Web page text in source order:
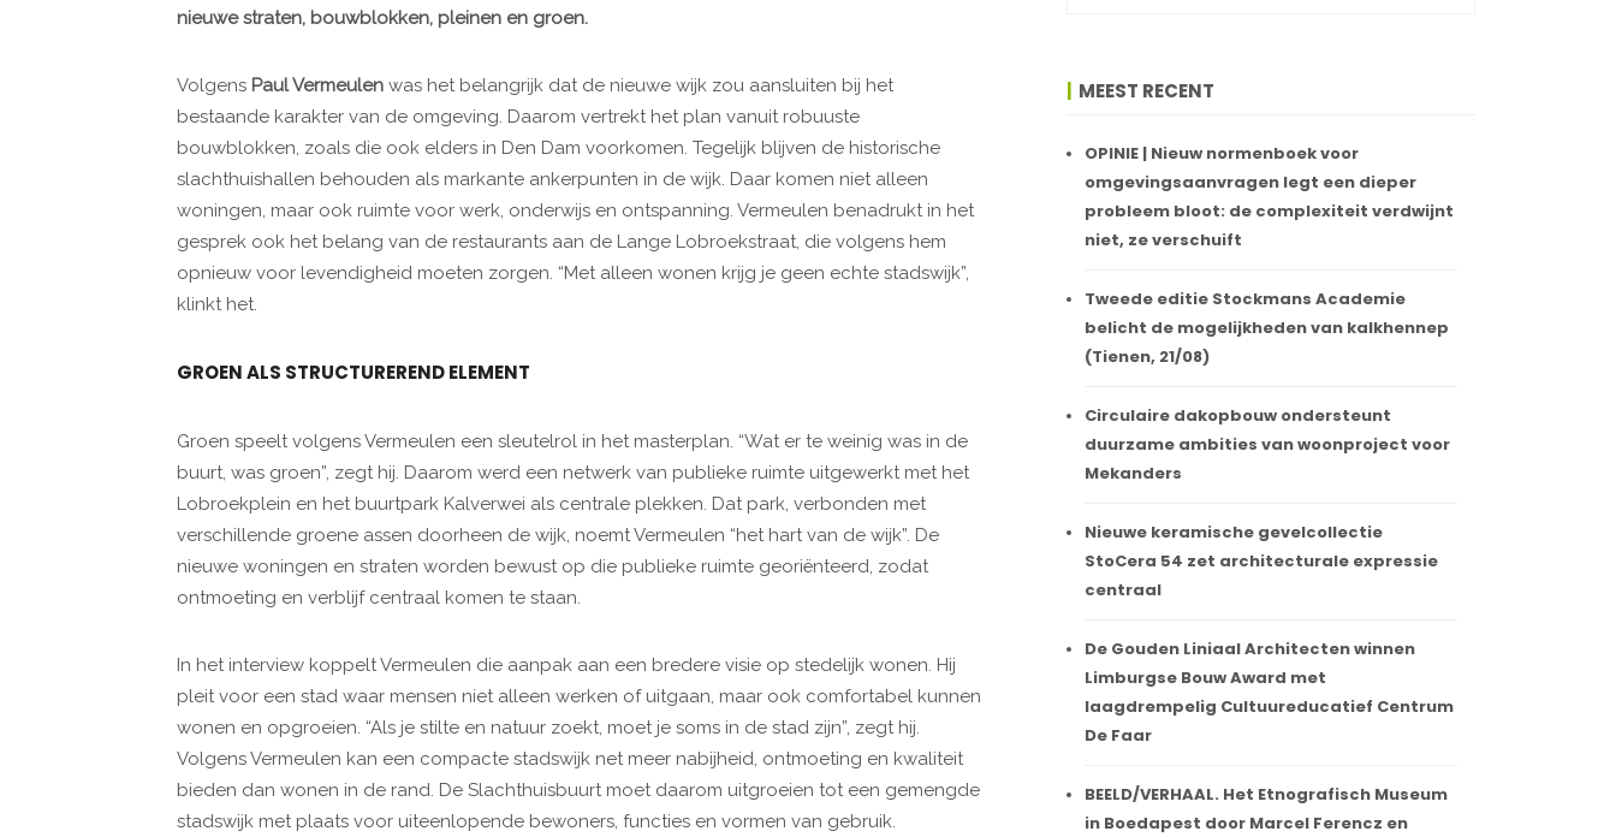
nieuwe straten, bouwblokken, pleinen en groen.
Volgens Paul Vermeulen was het belangrijk dat de nieuwe wijk zou aansluiten bij het
bestaande karakter van de omgeving. Daarom vertrekt het plan vanuit robuuste
bouwblokken, zoals die ook elders in Den Dam voorkomen. Tegelijk blijven de historische
slachthuishallen behouden als markante ankerpunten in de wijk. Daar komen niet alleen
woningen, maar ook ruimte voor werk, onderwijs en ontspanning. Vermeulen benadrukt in het
gesprek ook het belang van de restaurants aan de Lange Lobroekstraat, die volgens hem
opnieuw voor levendigheid moeten zorgen. “Met alleen wonen krijg je geen echte stadswijk”,
klinkt het.
GROEN ALS STRUCTUREREND ELEMENT
Groen speelt volgens Vermeulen een sleutelrol in het masterplan. “Wat er te weinig was in de
buurt, was groen”, zegt hij. Daarom werd een netwerk van publieke ruimte uitgewerkt met het
Lobroekplein en het buurtpark Kalverwei als centrale plekken. Dat park, verbonden met
verschillende groene assen doorheen de wijk, noemt Vermeulen “het hart van de wijk”. De
nieuwe woningen en straten worden bewust op die publieke ruimte georiënteerd, zodat
ontmoeting en verblijf centraal komen te staan.
In het interview koppelt Vermeulen die aanpak aan een bredere visie op stedelijk wonen. Hij
pleit voor een stad waar mensen niet alleen werken of uitgaan, maar ook comfortabel kunnen
wonen en opgroeien. “Als je stilte en natuur zoekt, moet je soms in de stad zijn”, zegt hij.
Volgens Vermeulen kan een compacte stadswijk net meer nabijheid, ontmoeting en kwaliteit
bieden dan wonen in de rand. De Slachthuisbuurt moet daarom uitgroeien tot een gemengde
stadswijk met plaats voor uiteenlopende bewoners, functies en vormen van gebruik.
MEEST RECENT
OPINIE | Nieuw normenboek voor
omgevingsaanvragen legt een dieper
probleem bloot: de complexiteit verdwijnt
niet, ze verschuift
Tweede editie Stockmans Academie
belicht de mogelijkheden van kalkhennep
(Tienen, 21/08)
Circulaire dakopbouw ondersteunt
duurzame ambities van woonproject voor
Mekanders
Nieuwe keramische gevelcollectie
StoCera 54 zet architecturale expressie
centraal
De Gouden Liniaal Architecten winnen
Limburgse Bouw Award met
laagdrempelig Cultuureducatief Centrum
De Faar
BEELD/VERHAAL. Het Etnografisch Museum
in Boedapest door Marcel Ferencz en